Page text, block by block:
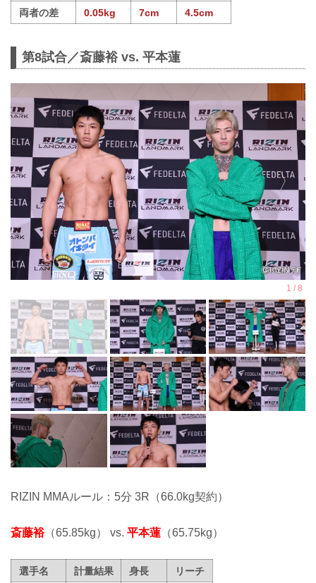
両者の差 0.05kg 7cm 4.5cm
第8試合／斎藤裕 vs. 平本蓮
RIZIN MMAルール：5分 3R（66.0kg契約）
斎藤裕（65.85kg） vs. 平本蓮 （65.75kg）
選手名 計量結果 身長
リーチ